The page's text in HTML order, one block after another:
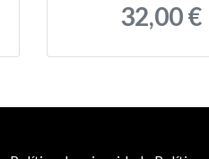
32,00 €